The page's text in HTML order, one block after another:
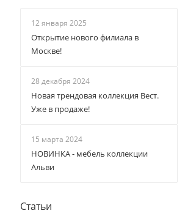
12 января 2025
Открытие нового филиала в
Москве!
28 декабря 2024
Новая трендовая коллекция Вест.
Уже в продаже!
15 марта 2024
НОВИНКА - мебель коллекции
Альви
Статьи